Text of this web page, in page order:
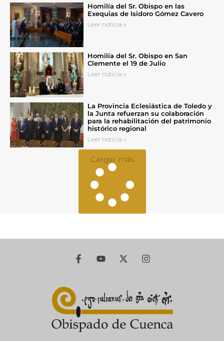
Homilía del Sr. Obispo en las
Exequias de Isidoro Gómez Cavero
Leer noticia »
Homilía del Sr. Obispo en San
Clemente el 19 de Julio
Leer noticia »
La Provincia Eclesiástica de Toledo y
la Junta refuerzan su colaboración
para la rehabilitación del patrimonio
histórico regional
Leer noticia »
Cargar más